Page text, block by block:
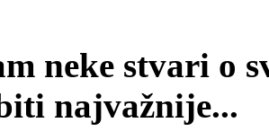
neke stvari o
najvažnije...